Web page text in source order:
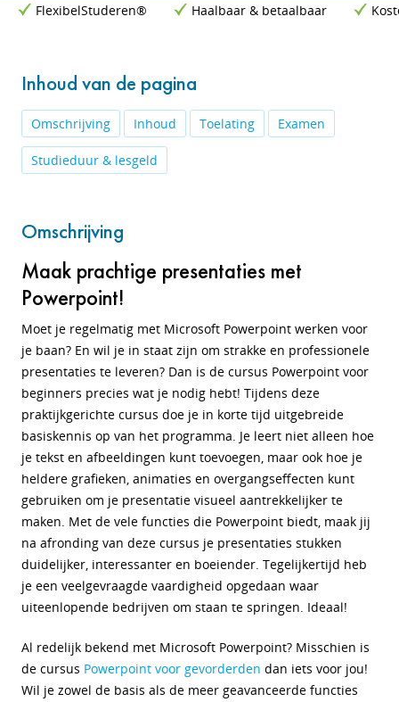
FlexibelStuderen® Haalbaar & betaalbaar
Inhoud van de pagina
Omschrijving Inhoud Toelating Examen
Studieduur & lesgeld
Omschrijving
Maak prachtige presentaties met
Powerpoint!
Moet je regelmatig met Microsoft Powerpoint werken voor
je baan? En wil je in staat zijn om strakke en professionele
presentaties te leveren? Dan is de cursus Powerpoint voor
beginners precies wat je nodig hebt! Tijdens deze
praktijkgerichte cursus doe je in korte tijd uitgebreide
basiskennis op van het programma. Je leert niet alleen hoe
je tekst en afbeeldingen kunt toevoegen, maar ook hoe je
heldere grafieken, animaties en overgangseffecten kunt
gebruiken om je presentatie visueel aantrekkelijker te
maken. Met de vele functies die Powerpoint biedt, maak jij
na afronding van deze cursus je presentaties stukken
duidelijker, interessanter en boeiender. Tegelijkertijd heb
je een veelgevraagde vaardigheid opgedaan waar
uiteenlopende bedrijven om staan te springen. Ideaal!
Al redelijk bekend met Microsoft Powerpoint? Misschien is
de cursus Powerpoint voor gevorderden dan iets voor jou!
Wil je zowel de basis als de meer geavanceerde functies